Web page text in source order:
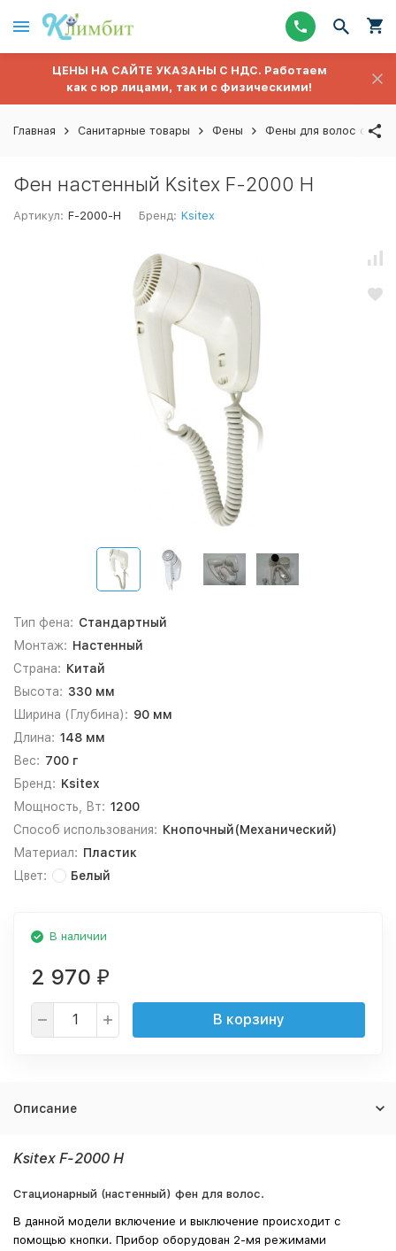
ЦЕНЫ НА САЙТЕ УКАЗАНЫ С НДС. Работаем
как с юр лицами, так и с физическими!
Главная Санитарные товары Фены Фены для волос
Фен настенный Ksitex F-2000 H
Артикул: F-2000-H Бренд: Ksitex
Тип фена: Стандартный
Монтаж: Настенный
Страна: Китай
Высота: 330 мм
Ширина (Глубина): 90 мм
Длина: 148 мм
Вес: 700 г
Бренд: Ksitex
Мощность, Вт: 1200
Способ использования: Кнопочный(Механический)
Материал: Пластик
Цвет:
Белый
В наличии
2 970 ₽
В корзину
Описание
Ksitex F-2000 H
Стационарный (настенный) фен для волос.
В данной модели включение и выключение происходит с
помощью кнопки. Прибор оборудован 2-мя режимами